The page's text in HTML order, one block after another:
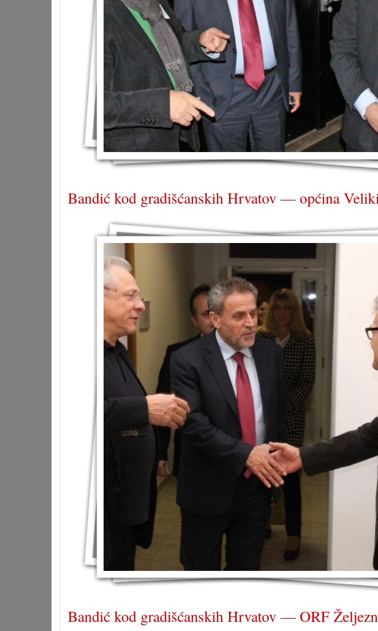
Bandić kod gradišćanskih Hrvatov — općina
Bandić kod gradišćanskih Hrvatov — ORF